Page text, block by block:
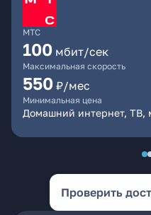
МТС
100 мбит/сек
Максимальная скорость
550 ₽/мес
Минимальная цена
Домашний интернет, ТВ,
Проверить